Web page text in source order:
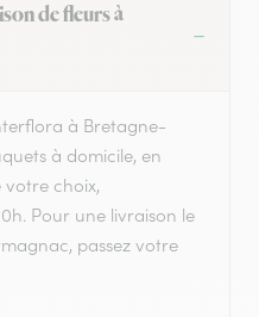
de fleurs à
à Bretagne-
à domicile, en
votre choix,
Pour une livraison le
passez votre